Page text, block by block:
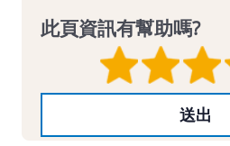
此頁資訊有幫助嗎?